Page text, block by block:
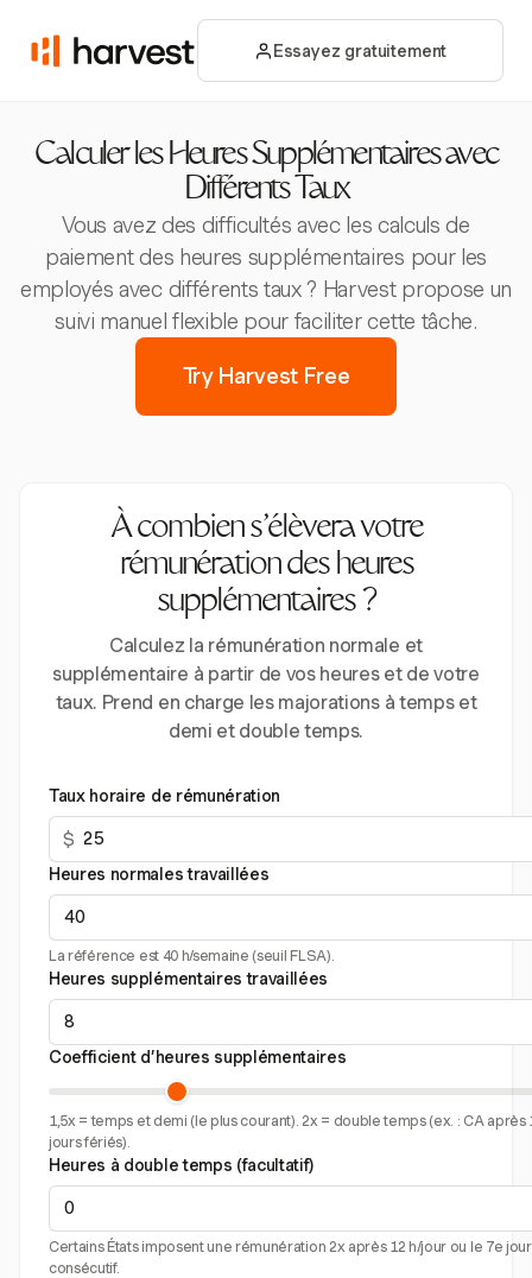
Essayez gratuitement
Calculer les Heures Supplémentaires avec
Différents Taux
Vous avez des difficultés avec les calculs de
paiement des heures supplémentaires pour les
employés avec différents taux ? Harvest propose un
suivi manuel flexible pour faciliter cette tâche.
Try Harvest Free
À combien s’élèvera votre
rémunération des heures
supplémentaires ?
Calculez la rémunération normale et
supplémentaire à partir de vos heures et de votre
taux. Prend en charge les majorations à temps et
demi et double temps.
Taux horaire de rémunération
$
Heures normales travaillées
La référence est 40 h/semaine (seuil FLSA).
Heures supplémentaires travaillées
Coefficient d’heures supplémentaires
1,5x = temps et demi (le plus courant). 2x = double temps (ex. : CA après
jours fériés).
Heures à double temps (facultatif)
Certains États imposent une rémunération 2x après 12 h/jour ou le 7e jour
consécutif.